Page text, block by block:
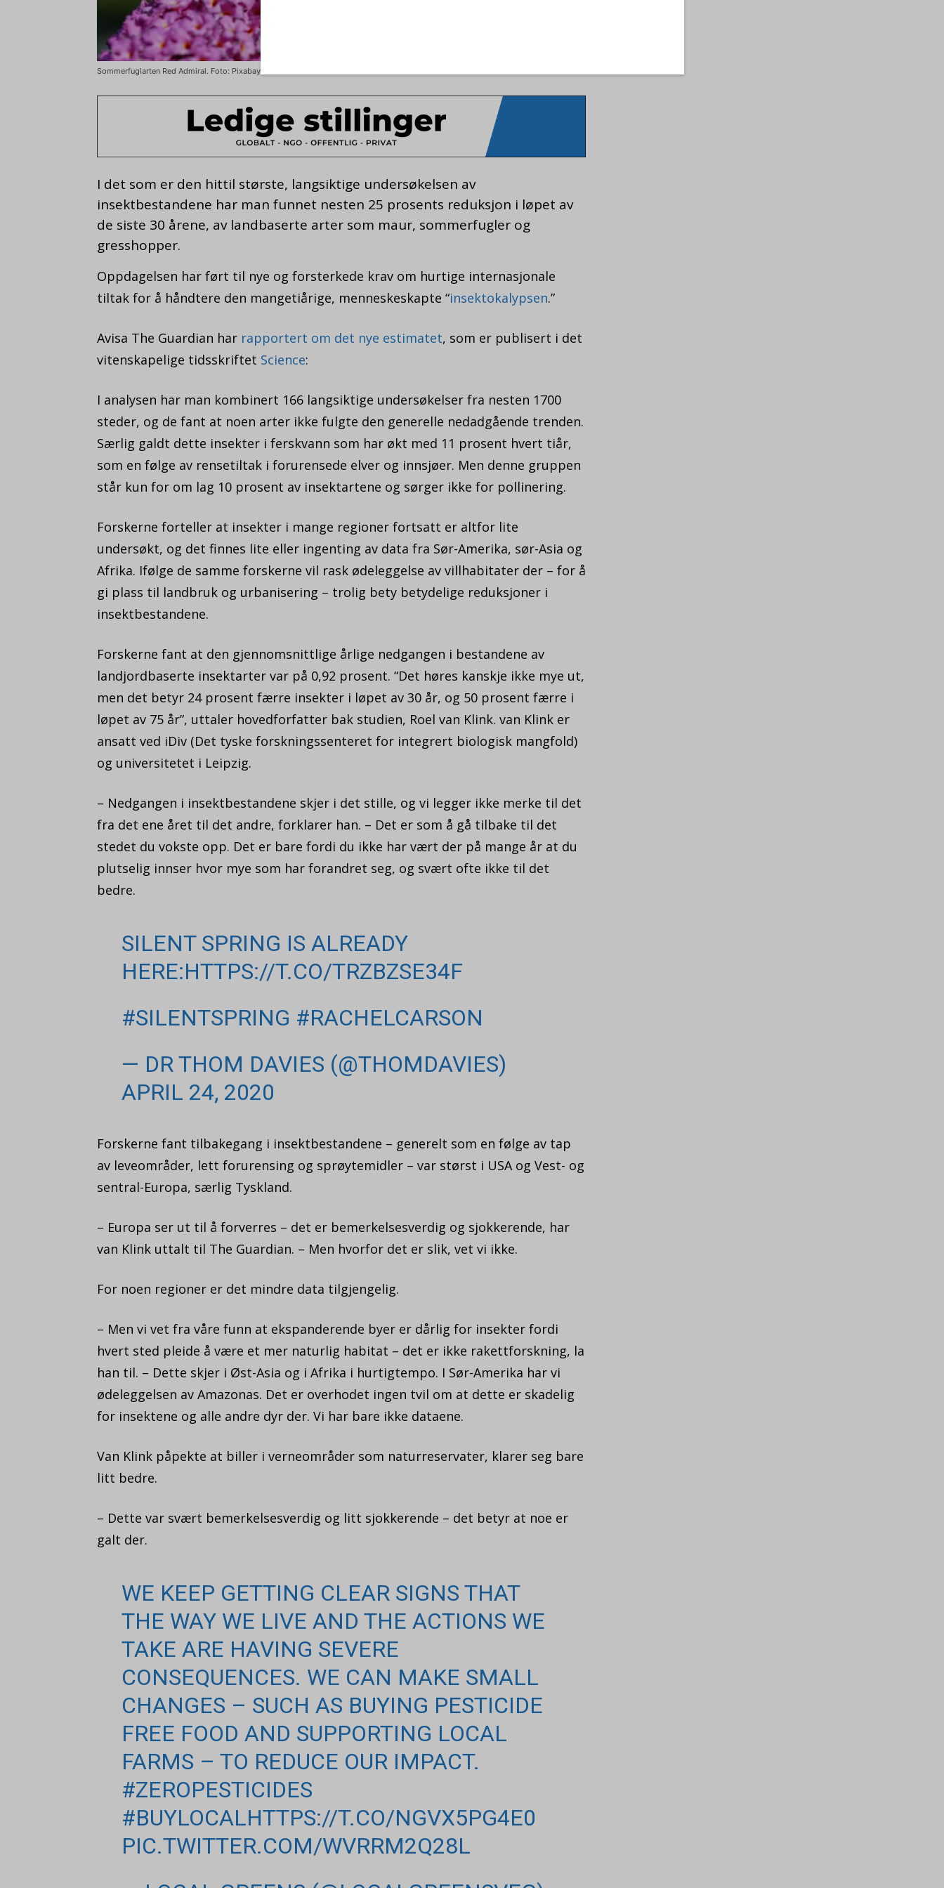
Sommerfuglarten Red Admiral. Foto: Pixabay.
I det som er den hittil største, langsiktige undersøkelsen av
insektbestandene har man funnet nesten 25 prosents reduksjon i løpet av
de siste 30 årene, av landbaserte arter som maur, sommerfugler og
gresshopper.
Oppdagelsen har ført til nye og forsterkede krav om hurtige internasjonale
tiltak for å håndtere den mangetiårige, menneskeskapte “insektokalypsen.”
Avisa The Guardian har rapportert om det nye estimatet, som er publisert i det
vitenskapelige tidsskriftet Science:
I analysen har man kombinert 166 langsiktige undersøkelser fra nesten 1700
steder, og de fant at noen arter ikke fulgte den generelle nedadgående trenden.
Særlig galdt dette insekter i ferskvann som har økt med 11 prosent hvert tiår,
som en følge av rensetiltak i forurensede elver og innsjøer. Men denne gruppen
står kun for om lag 10 prosent av insektartene og sørger ikke for pollinering.
Forskerne forteller at insekter i mange regioner fortsatt er altfor lite
undersøkt, og det finnes lite eller ingenting av data fra Sør-Amerika, sør-Asia og
Afrika. Ifølge de samme forskerne vil rask ødeleggelse av villhabitater der – for å
gi plass til landbruk og urbanisering – trolig bety betydelige reduksjoner i
insektbestandene.
Forskerne fant at den gjennomsnittlige årlige nedgangen i bestandene av
landjordbaserte insektarter var på 0,92 prosent. “Det høres kanskje ikke mye ut,
men det betyr 24 prosent færre insekter i løpet av 30 år, og 50 prosent færre i
løpet av 75 år”, uttaler hovedforfatter bak studien, Roel van Klink. van Klink er
ansatt ved iDiv (Det tyske forskningssenteret for integrert biologisk mangfold)
og universitetet i Leipzig.
– Nedgangen i insektbestandene skjer i det stille, og vi legger ikke merke til det
fra det ene året til det andre, forklarer han. – Det er som å gå tilbake til det
stedet du vokste opp. Det er bare fordi du ikke har vært der på mange år at du
plutselig innser hvor mye som har forandret seg, og svært ofte ikke til det
bedre.
SILENT SPRING IS ALREADY
HERE:HTTPS://T.CO/TRZBZSE34F
#SILENTSPRING #RACHELCARSON
— DR THOM DAVIES (@THOMDAVIES)
APRIL 24, 2020
Forskerne fant tilbakegang i insektbestandene – generelt som en følge av tap
av leveområder, lett forurensing og sprøytemidler – var størst i USA og Vest- og
sentral-Europa, særlig Tyskland.
– Europa ser ut til å forverres – det er bemerkelsesverdig og sjokkerende, har
van Klink uttalt til The Guardian. – Men hvorfor det er slik, vet vi ikke.
For noen regioner er det mindre data tilgjengelig.
– Men vi vet fra våre funn at ekspanderende byer er dårlig for insekter fordi
hvert sted pleide å være et mer naturlig habitat – det er ikke rakettforskning, la
han til. – Dette skjer i Øst-Asia og i Afrika i hurtigtempo. I Sør-Amerika har vi
ødeleggelsen av Amazonas. Det er overhodet ingen tvil om at dette er skadelig
for insektene og alle andre dyr der. Vi har bare ikke dataene.
Van Klink påpekte at biller i verneområder som naturreservater, klarer seg bare
litt bedre.
– Dette var svært bemerkelsesverdig og litt sjokkerende – det betyr at noe er
galt der.
WE KEEP GETTING CLEAR SIGNS THAT
THE WAY WE LIVE AND THE ACTIONS WE
TAKE ARE HAVING SEVERE
CONSEQUENCES. WE CAN MAKE SMALL
CHANGES – SUCH AS BUYING PESTICIDE
FREE FOOD AND SUPPORTING LOCAL
FARMS – TO REDUCE OUR IMPACT.
#ZEROPESTICIDES
#BUYLOCALHTTPS://T.CO/NGVX5PG4E0
PIC.TWITTER.COM/WVRRM2Q28L